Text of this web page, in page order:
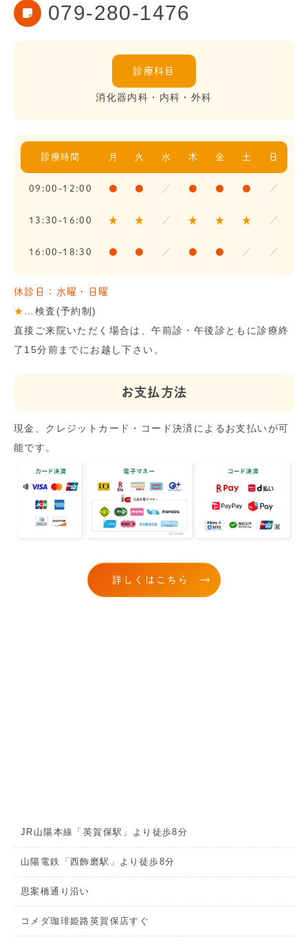
079-280-1476
診療科目
消化器内科・内科・外科
診療時間 月 火 水 木 金 土 日
09:00-12:00 ● ● ／ ● ● ● ／
13:30-16:00 ★ ★ ／ ★ ★ ★ ／
16:00-18:30 ● ● ／ ● ● ／ ／
休診日：水曜・日曜
★
…検査(予約制)
直接ご来院いただく場合は、午前診・午後診ともに診療終
了15分前までにお越し下さい。
お支払方法
現金、クレジットカード・コード決済によるお支払いが可
能です。
詳しくはこちら
JR山陽本線「英賀保駅」より徒歩8分
山陽電鉄「西飾磨駅」より徒歩8分
思案橋通り沿い
コメダ珈琲姫路英賀保店すぐ